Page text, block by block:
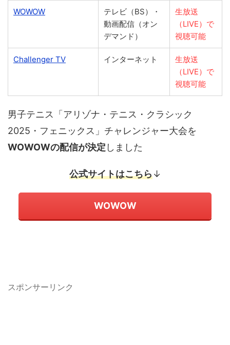
WOWOW
テレビ（BS）・
動画配信（オン
デマンド）
生放送
（LIVE）で
視聴可能
Challenger TV インターネット
生放送
（LIVE）で
視聴可能
男子テニス「アリゾナ・テニス・クラシック
2025・フェニックス」チャレンジャー大会を
WOWOWの配信が決定 しました
公式サイトはこちら↓
WOWOW
スポンサーリンク